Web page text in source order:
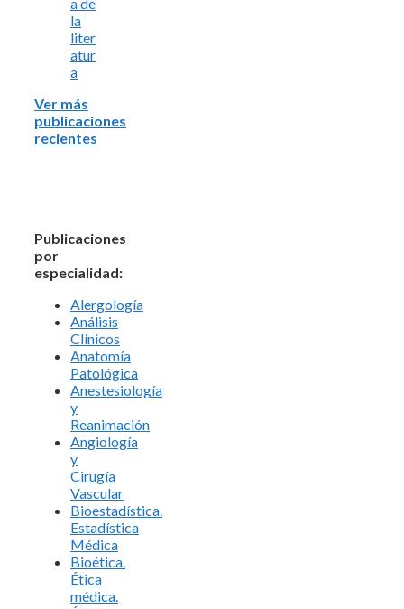
la
liter
atur
a
Ver más
publicaciones
recientes
Publicaciones
por
especialidad:
Alergología
Análisis
Clínicos
Anatomía
Patológica
Anestesiología
y
Reanimación
Angiología
y
Cirugía
Vascular
Bioestadística.
Estadística
Médica
Bioética.
Ética
médica.